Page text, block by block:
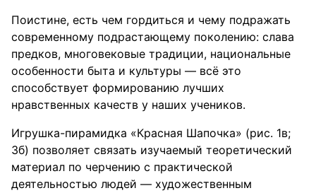
Поистине, есть чем гордиться и чему подражать
современному подрастающему поколению: слава
предков, многовековые традиции, национальные
особенности быта и культуры — всё это
способствует формированию лучших
нравственных качеств у наших учеников.
Игрушка-пирамидка «Красная Шапочка» (рис. 1в;
3б) позволяет связать изучаемый теоретический
материал по черчению с практической
деятельностью людей — художественным